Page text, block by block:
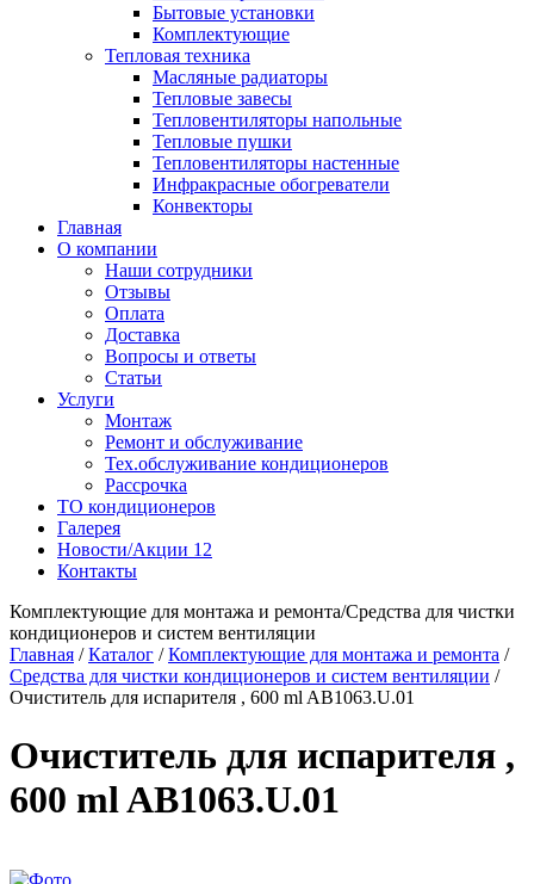
Бытовые установки
Комплектующие
Тепловая техника
Масляные радиаторы
Тепловые завесы
Тепловентиляторы напольные
Тепловые пушки
Тепловентиляторы настенные
Инфракрасные обогреватели
Конвекторы
Главная
О компании
Наши сотрудники
Отзывы
Оплата
Доставка
Вопросы и ответы
Статьи
Услуги
Монтаж
Ремонт и обслуживание
Тех.обслуживание кондиционеров
Рассрочка
ТО кондиционеров
Галерея
Новости/Акции 12
Контакты
Комплектующие для монтажа и ремонта/Средства для чистки
кондиционеров и систем вентиляции
Главная /Каталог /Комплектующие для монтажа и ремонта /
Средства для чистки кондиционеров и систем вентиляции /
Очиститель для испарителя , 600 ml AB1063.U.01
Очиститель для испарителя ,
600 ml AB1063.U.01